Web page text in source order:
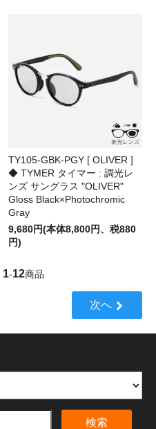
TY105-GBK-PGY [ OLIVER ]
◆ TYMER タイマー : 調光レ
ンズ サングラス "OLIVER"
Gloss Black×Photochromic
Gray
9,680円(本体8,800円、税880
円)
1-12商品
次へ
検索